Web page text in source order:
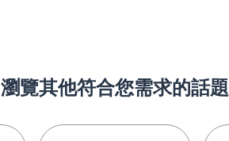
瀏覽其他符合您需求的話題